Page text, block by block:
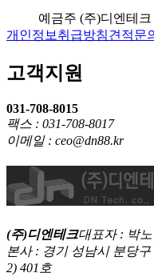
예금주 (주)디엔테크
개인정보취급방침견적문
고객지원
031-708-8015
팩스 : 031-708-8017
이메일 : ceo@dn88.kr
(주)디엔테크대표자 : 박
본사 : 경기 성남시 분당
2) 401호